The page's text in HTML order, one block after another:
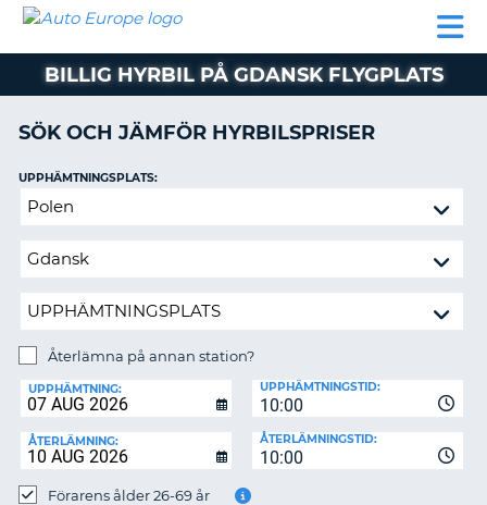
HYRBIL
HYRA
PARTNER
AUTO
EUROPE
HYRBIL
HYRA
HUSBIL
MIN
MEDLEMSINFORMATION
BOKNING
SVERIGE
BILLIG HYRBIL PÅ GDANSK FLYGPLATS
SÖK OCH JÄMFÖR HYRBILSPRISER
Återlämna
annan
UPPHÄMTNINGSPLATS:
Återlämna på annan station?
UPPHÄMTNING:
10:00
UPPHÄMTNINGSTID:
ÅTERLÄMNING:
10:00
ÅTERLÄMNINGSTID:
Förarens ålder 26-69 år